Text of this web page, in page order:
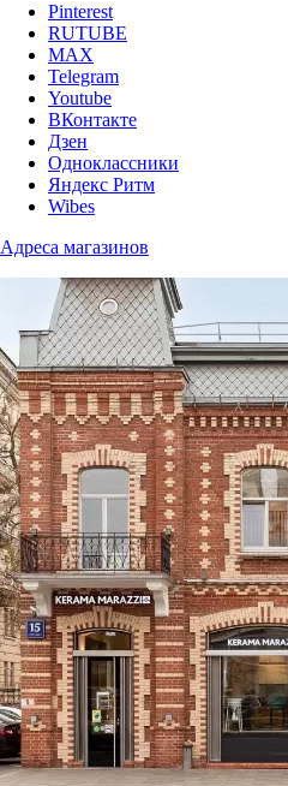
Pinterest
RUTUBE
MAX
Telegram
Youtube
ВКонтакте
Дзен
Одноклассники
Яндекс Ритм
Wibes
Адреса магазинов